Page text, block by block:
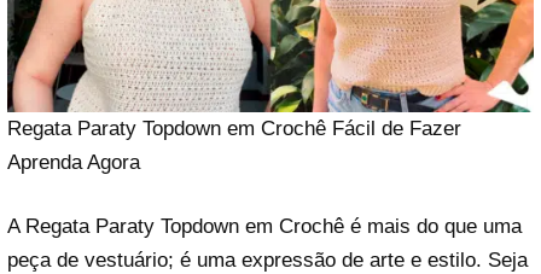
Regata Paraty Topdown em Crochê Fácil de Fazer
Aprenda Agora
A Regata Paraty Topdown em Crochê é mais do que uma
peça de vestuário; é uma expressão de arte e estilo. Seja